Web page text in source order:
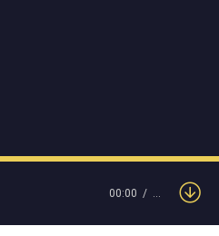
00:00 …